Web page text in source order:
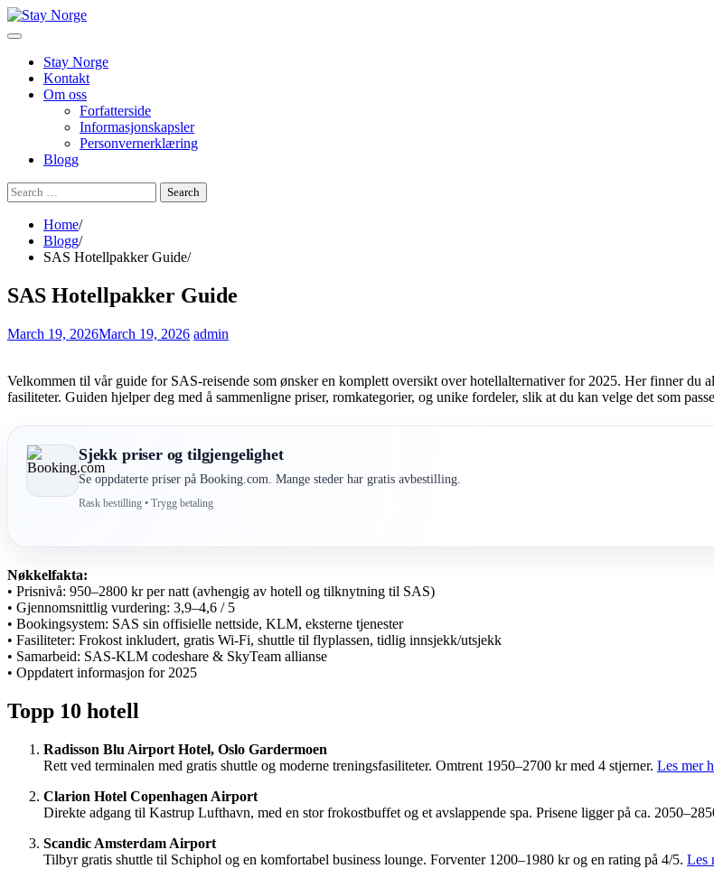
Skip
to
Stay Norge
Kontakt
Om oss
Forfatterside
Informasjonskapsler
Personvernerklæring
Blogg
Search
for:
Home
Blogg
SAS Hotellpakker Guide
SAS Hotellpakker Guide
March 19, 2026March 19, 2026 admin
Velkommen til vår guide for SAS-reisende som ønsker en komplett oversikt over hotellalternativer for 2025. Her finner du
fasiliteter. Guiden hjelper deg med å sammenligne priser, romkategorier, og unike fordeler, slik at du kan velge det som
Sjekk priser og tilgjengelighet
Se oppdaterte priser på Booking.com. Mange steder har gratis avbestilling.
Rask bestilling • Trygg betaling
Nøkkelfakta:
• Prisnivå: 950–2800 kr per natt (avhengig av hotell og tilknytning til SAS)
• Gjennomsnittlig vurdering: 3,9–4,6 / 5
• Bookingsystem: SAS sin offisielle nettside, KLM, eksterne tjenester
• Fasiliteter: Frokost inkludert, gratis Wi-Fi, shuttle til flyplassen, tidlig innsjekk/utsjekk
• Samarbeid: SAS-KLM codeshare & SkyTeam allianse
• Oppdatert informasjon for 2025
Topp 10 hotell
Radisson Blu Airport Hotel, Oslo Gardermoen
Rett ved terminalen med gratis shuttle og moderne treningsfasiliteter. Omtrent 1950–2700 kr med 4 stjerner. Les mer
Clarion Hotel Copenhagen Airport
Direkte adgang til Kastrup Lufthavn, med en stor frokostbuffet og et avslappende spa. Prisene ligger på ca.
Scandic Amsterdam Airport
Tilbyr gratis shuttle til Schiphol og en komfortabel business lounge. Forventer 1200–1980 kr og en rating på 4/5. Les